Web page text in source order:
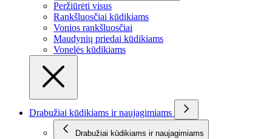
Peržiūrėti visus
Rankšluosčiai kūdikiams
Vonios rankšluosčiai
Maudynių priedai kūdikiams
Vonelės kūdikiams
Drabužiai kūdikiams ir naujagimiams
Drabužiai kūdikiams ir naujagimiams